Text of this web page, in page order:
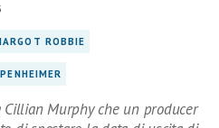
ROBBIE
Murphy che un producer